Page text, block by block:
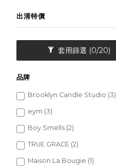
出清特價
套用篩選 (0/20)
品牌
Brooklyn Candle Studio (3)
eym (3)
Boy Smells (2)
TRUE GRACE (2)
Maison La Bougie (1)